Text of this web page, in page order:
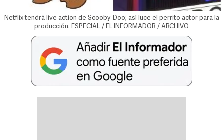
Netflix tendrá live action de Scooby-Doo; así luce el perrito actor para la
producción. ESPECIAL / EL INFORMADOR / ARCHIVO